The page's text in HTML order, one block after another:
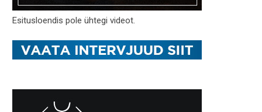
Esitusloendis pole ühtegi videot.